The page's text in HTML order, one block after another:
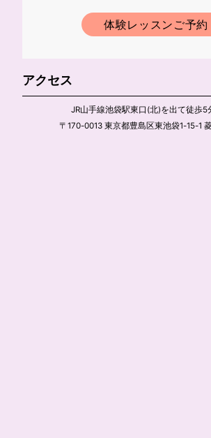
体験レッスンご予約
アクセス
JR山手線池袋駅東口(北)を出て徒歩5
〒170-0013 東京都豊島区東池袋1-15-1